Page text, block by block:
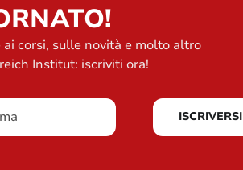
corsi, sulle novità e molto altro
Institut: iscriviti ora!
ISCRIVERSI